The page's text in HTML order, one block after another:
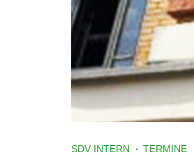
SDV INTERN TERMINE